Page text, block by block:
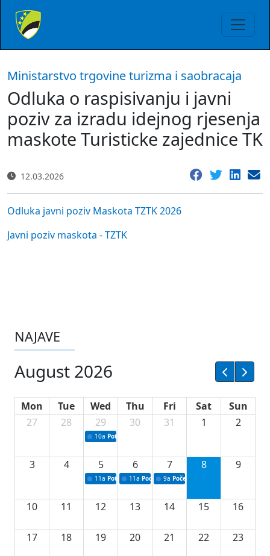
Ministarstvo trgovine turizma i saobracaja
Odluka o raspisivanju i javni
poziv za izradu idejnog rjesenja
maskote Turisticke zajednice TK
12.03.2026
Odluka javni poziv Maskota TZTK 2026
Javni poziv maskota - TZTK
NAJAVE
August 2026
Mon Tue Wed Thu Fri Sat
Sun
27
28 29
10a Potpisivanje ugovora sa neprofitnim
30 31 1 2
3 4 5
11a Potpisivanje ugovora o stipendijama za
6
11a Podrška razvoju vodne infrastrukture u
7
9a Početak izgradnje nove
8 9
10 11 12 13 14 15 16
17 18 19 20 21 22 23